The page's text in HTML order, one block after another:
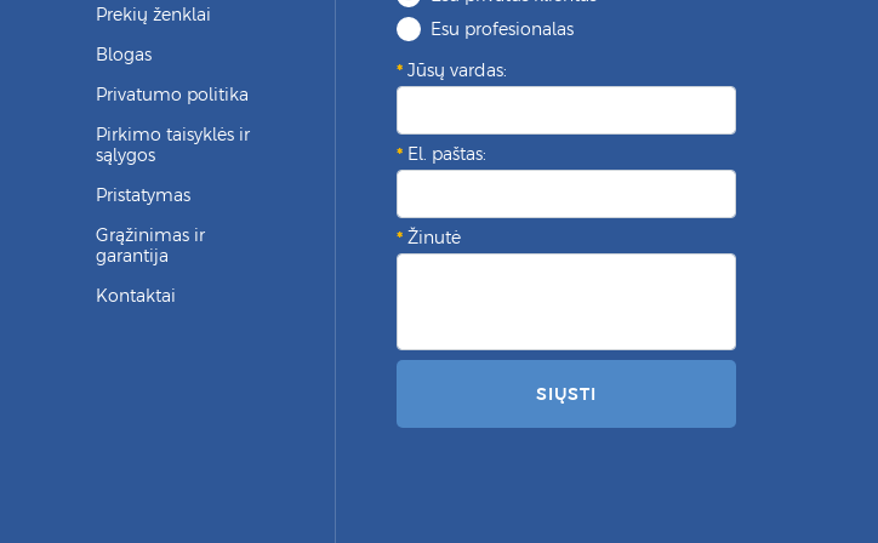
Prekių ženklai
Blogas
Privatumo politika
Pirkimo taisyklės ir
sąlygos
Pristatymas
Grąžinimas ir
garantija
Kontaktai
Esu profesionalas
Jūsų vardas:
El. paštas:
Žinutė
SIŲSTI